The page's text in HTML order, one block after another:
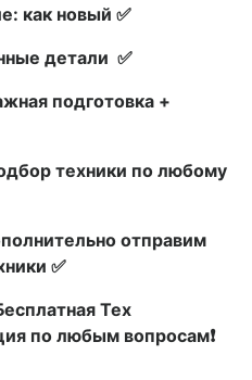
как новый ✅
детали ✅
подготовка +
техники по любому
отправим
✅
Тех
по любым вопросам❗